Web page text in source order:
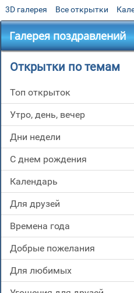
3D галерея Все открытки
Галерея поздравлений
Открытки по темам
Топ открыток
утро, день, вечер
дни недели
c днем рождения
Календарь
для друзей
времена года
добрые пожелания
для любимых